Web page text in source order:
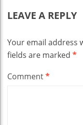
LEAVE A REPLY
Your email address
fields are marked *
Comment*